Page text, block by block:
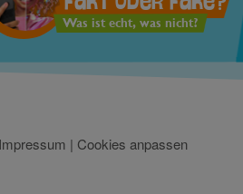
Was ist echt, was nicht?
Impressum | Cookies anpassen